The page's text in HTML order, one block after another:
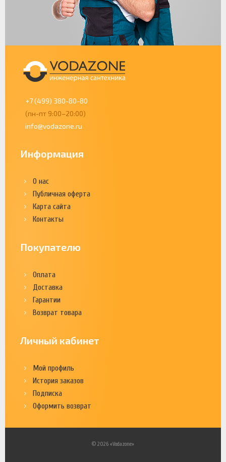
+7 (499) 380-80-80
(пн-пт 9:00–20:00)
info@vodazone.ru
Информация
О нас
Публичная оферта
Карта сайта
Контакты
Покупателю
Оплата
Доставка
Гарантии
Возврат товара
Личный кабинет
Мой профиль
История заказов
Подписка
Оформить возврат
© 2026 «Vodazone»